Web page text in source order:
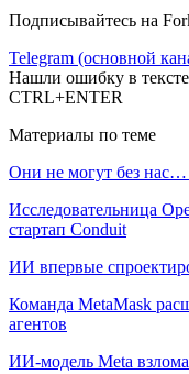
Подписывайтесь на
Telegram (основной
Нашли ошибку в
CTRL+ENTER
Материалы по теме
Они не могут без нас…
Исследовательница
стартап Conduit
ИИ впервые
Команда MetaMask
агентов
ИИ-модель Meta